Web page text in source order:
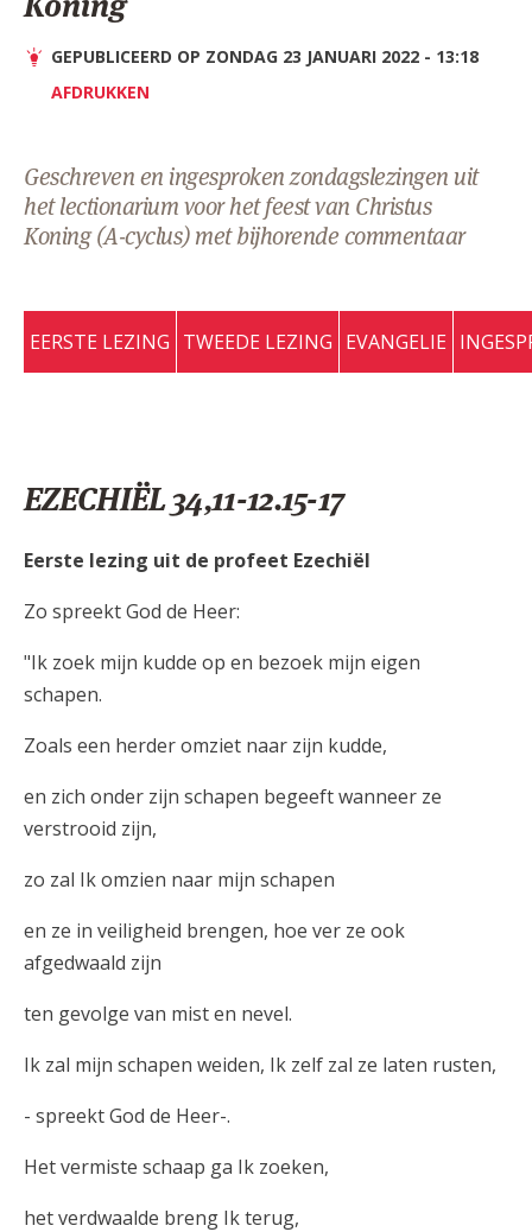
AANMELDEN OF REGISTREREN
GEPUBLICEERD OP ZONDAG 23 JANUARI 2022 - 13:18
AFDRUKKEN
Geschreven en ingesproken zondagslezingen uit
het lectionarium voor het feest van Christus
Koning (A-cyclus) met bijhorende commentaar
EERSTE LEZING TWEEDE LEZING EVANGELIE
EZECHIËL 34,11-12.15-17
Eerste lezing uit de profeet Ezechiël
Zo spreekt God de Heer:
"Ik zoek mijn kudde op en bezoek mijn eigen
schapen.
Zoals een herder omziet naar zijn kudde,
en zich onder zijn schapen begeeft wanneer ze
verstrooid zijn,
zo zal Ik omzien naar mijn schapen
en ze in veiligheid brengen, hoe ver ze ook
afgedwaald zijn
ten gevolge van mist en nevel.
Ik zal mijn schapen weiden, Ik zelf zal ze laten rusten,
- spreekt God de Heer-.
Het vermiste schaap ga Ik zoeken,
het verdwaalde breng Ik terug,